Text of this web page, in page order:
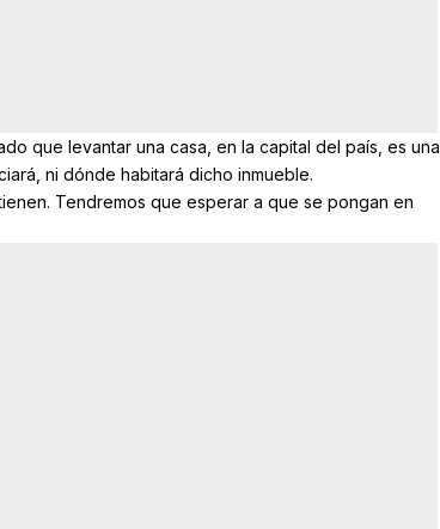
que levantar una casa, en la capital del país, es una
ni dónde habitará dicho inmueble.
Tendremos que esperar a que se pongan en